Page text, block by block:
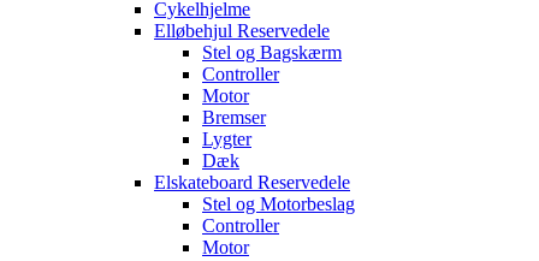
Cykelhjelme
Elløbehjul Reservedele
Stel og Bagskærm
Controller
Motor
Bremser
Lygter
Dæk
Elskateboard Reservedele
Stel og Motorbeslag
Controller
Motor